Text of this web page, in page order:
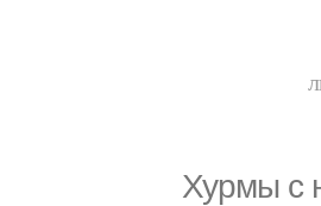
Хурмы с